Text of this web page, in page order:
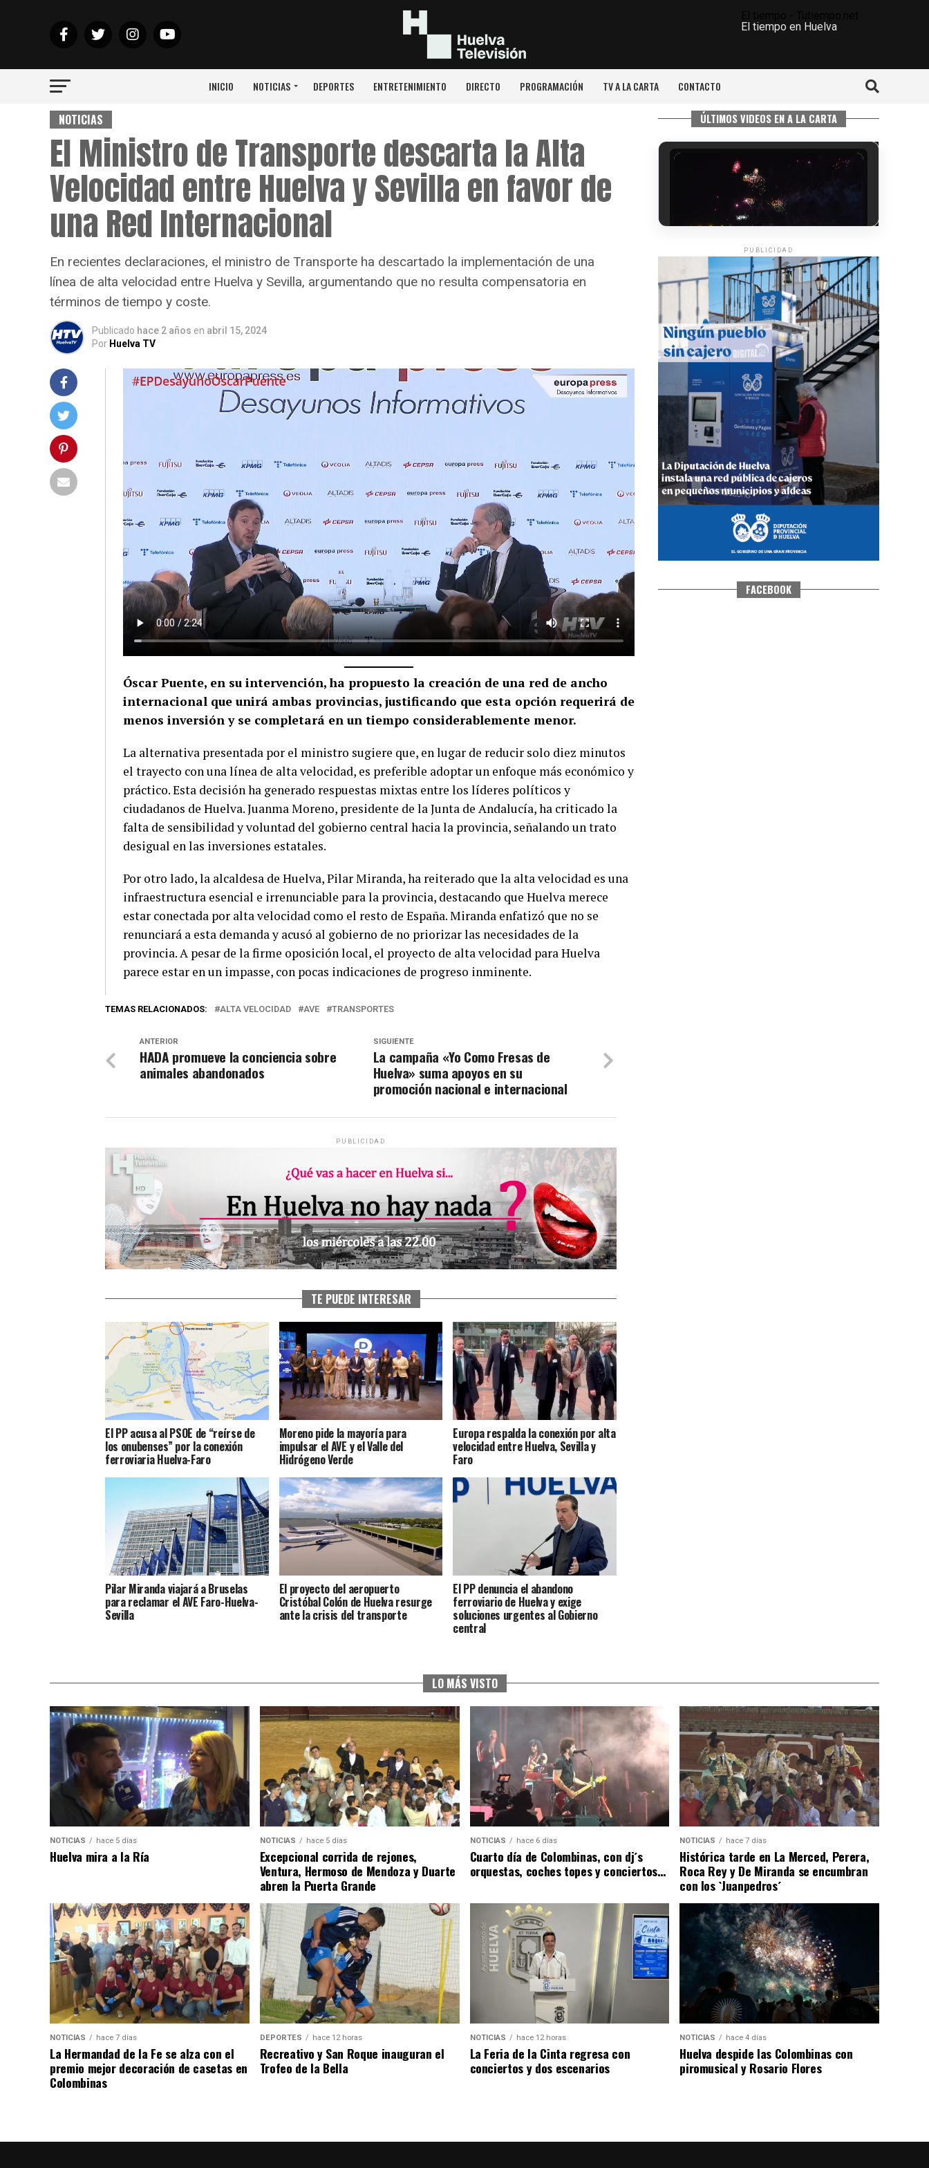
El tiempo en Huelva
INICIO NOTICIAS DEPORTES ENTRETENIMIENTO DIRECTO PROGRAMACIÓN TV A LA CARTA CONTACTO
NOTICIAS
El Ministro de Transporte descarta la Alta
Velocidad entre Huelva y Sevilla en favor de
una Red Internacional
En recientes declaraciones, el ministro de Transporte ha descartado la implementación de una
línea de alta velocidad entre Huelva y Sevilla, argumentando que no resulta compensatoria en
términos de tiempo y coste.
Publicado hace 2 años en abril 15, 2024
Por Huelva TV
Óscar Puente, en su intervención, ha propuesto la creación de una red de ancho
internacional que unirá ambas provincias, justificando que esta opción requerirá de
menos inversión y se completará en un tiempo considerablemente menor.
La alternativa presentada por el ministro sugiere que, en lugar de reducir solo diez minutos
el trayecto con una línea de alta velocidad, es preferible adoptar un enfoque más económico y
práctico. Esta decisión ha generado respuestas mixtas entre los líderes políticos y
ciudadanos de Huelva. Juanma Moreno, presidente de la Junta de Andalucía, ha criticado la
falta de sensibilidad y voluntad del gobierno central hacia la provincia, señalando un trato
desigual en las inversiones estatales.
Por otro lado, la alcaldesa de Huelva, Pilar Miranda, ha reiterado que la alta velocidad es una
infraestructura esencial e irrenunciable para la provincia, destacando que Huelva merece
estar conectada por alta velocidad como el resto de España. Miranda enfatizó que no se
renunciará a esta demanda y acusó al gobierno de no priorizar las necesidades de la
provincia. A pesar de la firme oposición local, el proyecto de alta velocidad para Huelva
parece estar en un impasse, con pocas indicaciones de progreso inminente.
TEMAS RELACIONADOS: ALTA VELOCIDAD AVE TRANSPORTES
SIGUIENTE
La campaña «Yo Como Fresas de
Huelva» suma apoyos en su
promoción nacional e internacional
ANTERIOR
HADA promueve la conciencia sobre
animales abandonados
PUBLICIDAD
TE PUEDE INTERESAR
El PP acusa al PSOE de “reírse de
los onubenses” por la conexión
ferroviaria Huelva-Faro
Moreno pide la mayoría para
impulsar el AVE y el Valle del
Hidrógeno Verde
Europa respalda la conexión por alta
velocidad entre Huelva, Sevilla y
Faro
Pilar Miranda viajará a Bruselas
para reclamar el AVE Faro-Huelva-
Sevilla
El proyecto del aeropuerto
Cristóbal Colón de Huelva resurge
ante la crisis del transporte
El PP denuncia el abandono
ferroviario de Huelva y exige
soluciones urgentes al Gobierno
central
ÚLTIMOS VIDEOS EN A LA CARTA
6º DÍA DE LAS FIESTAS COLOMBINAS
2026
·Huelvatv
QUINTA CORRIDA DE LAS FIESTAS
COLOMBINAS 2026
hace 5 días· Huelvatv
PUBLICIDAD
FACEBOOK
LO MÁS VISTO
NOTICIAS hace 5 días
Huelva mira a la Ría
NOTICIAS hace 5 días
Excepcional corrida de rejones,
Ventura, Hermoso de Mendoza y Duarte
abren la Puerta Grande
NOTICIAS hace 6 días
Cuarto día de Colombinas, con dj´s
orquestas, coches topes y conciertos…
NOTICIAS hace 7 días
Histórica tarde en La Merced, Perera,
Roca Rey y De Miranda se encumbran
con los `Juanpedros´
NOTICIAS hace 7 días
La Hermandad de la Fe se alza con el
premio mejor decoración de casetas en
Colombinas
DEPORTES hace 12 horas
Recreativo y San Roque inauguran el
Trofeo de la Bella
NOTICIAS hace 12 horas
La Feria de la Cinta regresa con
conciertos y dos escenarios
NOTICIAS hace 4 días
Huelva despide las Colombinas con
piromusical y Rosario Flores